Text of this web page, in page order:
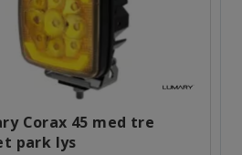
Corax 45 med tre
park lys